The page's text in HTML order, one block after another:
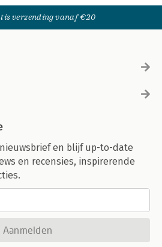
verzending vanaf €20
en blijf up-to-date
en recensies, inspirerende
Aanmelden